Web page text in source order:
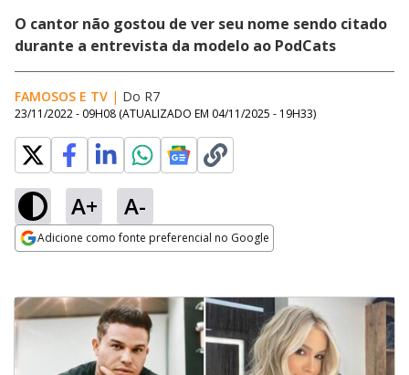
O cantor não gostou de ver seu nome sendo citado
durante a entrevista da modelo ao PodCats
FAMOSOS E TV | Do R7
23/11/2022 - 09H08 (ATUALIZADO EM 04/11/2025 - 19H33)
A+ A-
Adicione como fonte preferencial no Google